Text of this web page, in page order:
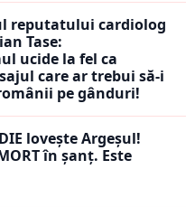
reputatului cardiolog
Tase:
ucide la fel ca
care ar trebui să-i
pe gânduri!
lovește Argeșul!
în șanț. Este